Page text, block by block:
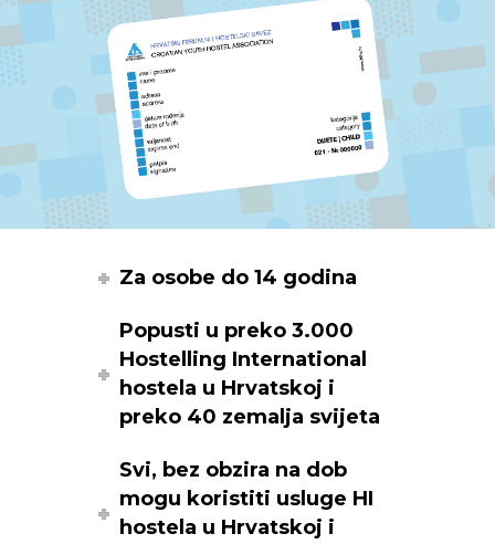
Za osobe do 14 godina
Popusti u preko 3.000
Hostelling International
hostela u Hrvatskoj i
preko 40 zemalja svijeta
Svi, bez obzira na dob
mogu koristiti usluge HI
hostela u Hrvatskoj i